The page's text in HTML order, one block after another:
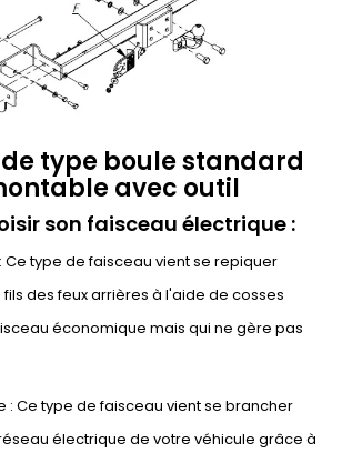
type boule standard
avec outil
son faisceau électrique :
Ce type de faisceau vient se repiquer
des feux arrières à l'aide de cosses
économique mais qui ne gère pas
: Ce type de faisceau vient se brancher
électrique de votre véhicule grâce à